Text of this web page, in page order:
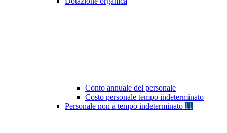
Conto annuale del personale
Costo personale tempo indeterminato
Personale non a tempo indeterminato 11